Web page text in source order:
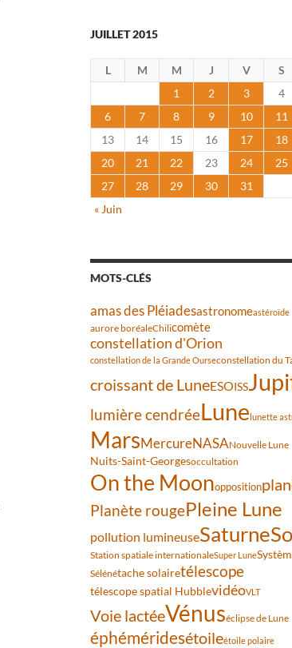
JUILLET 2015
L M M J V S
1
2 3 4
6
7 8 9 10 11
13
14 15 16 17 18
20
21 22 23 24 25
27
28 29 30
31
« Juin
MOTS-CLÉS
amas des Pléiadesastronomeastéroïde
aurore boréaleChilicomète
constellation d'Orion
constellation de la Grande Ourseconstellation du
croissant de LuneESOISS
lumière cendréeLunelunette
MarsMercureNASANouvelle Lune
Nuits-Saint-Georgesoccultation
On the Moonopposition
Planète rougePleine Lune
pollution lumineuseSaturne
Station spatiale internationaleSuper Lune
Sélénétache solairetélescope
télescope spatial HubblevidéoVLT
Voie lactéeVénuséclipse de Lune
éphéméridesétoileétoile polaire